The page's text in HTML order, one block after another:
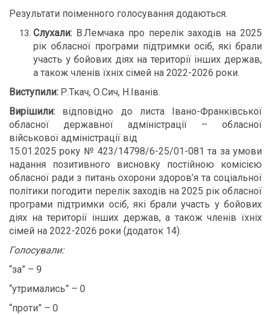
Результати поіменного голосування додаються.
Слухали: В.Лемчака про перелік заходів на 2025
рік обласної програми підтримки осіб, які брали
участь у бойових діях на території інших держав,
а також членів їхніх сімей на 2022-2026 роки.
Виступили: Р.Ткач, О.Сич, Н.Іванів.
Вирішили: відповідно до листа Івано-Франківської
обласної державної адміністрації – обласної
військової адміністрації від
15.01.2025 року № 423/14798/6-25/01-081 та за умови
надання позитивного висновку постійною комісією
обласної ради з питань охорони здоров’я та соціальної
політики погодити перелік заходів на 2025 рік обласної
програми підтримки осіб, які брали участь у бойових
діях на території інших держав, а також членів їхніх
сімей на 2022-2026 роки (додаток 14).
Голосували:
“за” – 9
“утримались” – 0
“проти” – 0